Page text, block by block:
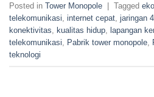
Posted in Tower Monopole Tagged
telekomunikasi internet cepat jaringan
konektivitas
kualitas hidup lapangan
telekomunikasi
Pabrik tower monopole
teknologi